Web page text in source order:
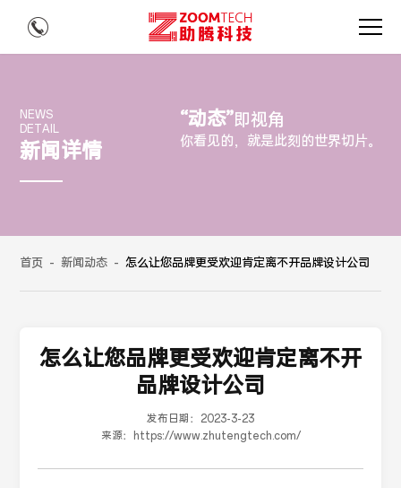
NEWS
DETAIL
新闻详情
“动态”即视角
你看见的，就是此刻的世界切片。
首页 - 新闻动态 - 怎么让您品牌更受欢迎肯定离不开品牌设计公司
怎么让您品牌更受欢迎肯定离不开
品牌设计公司
发布日期： 2023-3-23
来源：
https://www.zhutengtech.com/